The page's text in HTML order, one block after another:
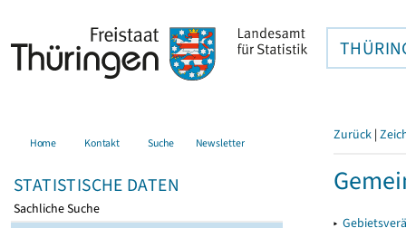
Home Kontakt Suche Newsletter
STATISTISCHE DATEN
Sachliche Suche
Zurück |
▸